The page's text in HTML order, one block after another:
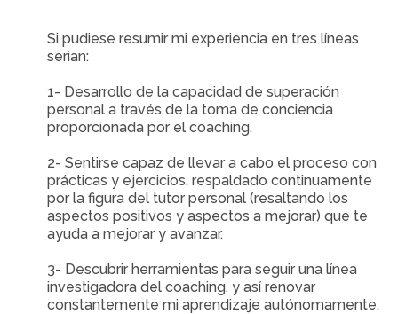
Si pudiese resumir mi experiencia en tres líneas
serían:
1- Desarrollo de la capacidad de superación
personal a través de la toma de conciencia
proporcionada por el coaching.
2- Sentirse capaz de llevar a cabo el proceso con
prácticas y ejercicios, respaldado continuamente
por la figura del tutor personal (resaltando los
aspectos positivos y aspectos a mejorar) que te
ayuda a mejorar y avanzar.
3- Descubrir herramientas para seguir una línea
investigadora del coaching, y así renovar
constantemente mi aprendizaje autónomamente.